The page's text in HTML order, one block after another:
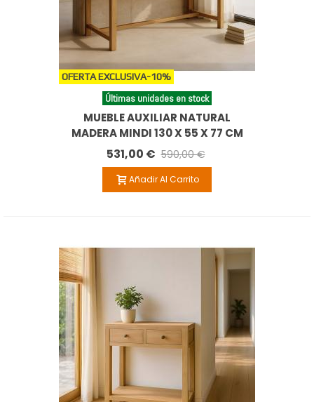
OFERTA EXCLUSIVA-10%
Últimas unidades en stock
MUEBLE AUXILIAR NATURAL
MADERA MINDI 130 X 55 X 77 CM
531,00 € 590,00 €
Añadir Al Carrito